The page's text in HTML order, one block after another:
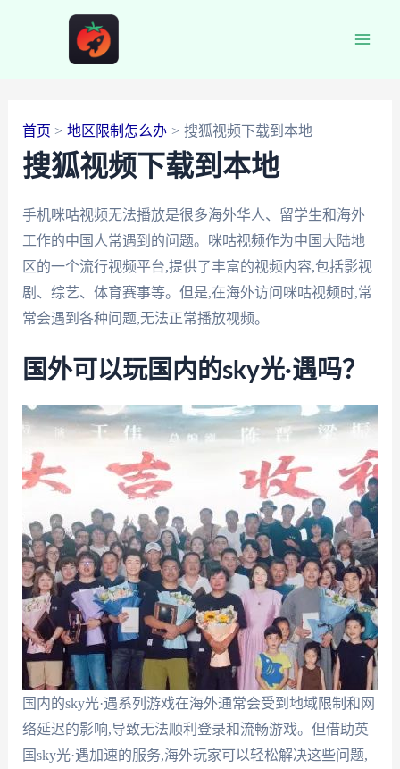
首页 地区限制怎么办 搜狐视频下载到本地
搜狐视频下载到本地
手机咪咕视频无法播放是很多海外华人、留学生和海外
工作的中国人常遇到的问题。咪咕视频作为中国大陆地
区的一个流行视频平台,提供了丰富的视频内容,包括影视
剧、综艺、体育赛事等。但是,在海外访问咪咕视频时,常
常会遇到各种问题,无法正常播放视频。
国外可以玩国内的sky光·遇吗？
国内的sky光·遇系列游戏在海外通常会受到地域限制和网
络延迟的影响,导致无法顺利登录和流畅游戏。但借助英
国sky光·遇加速的服务,海外玩家可以轻松解决这些问题,